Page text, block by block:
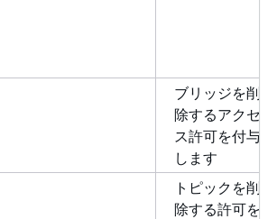
ブリッジを削
除するアクセ
ス許可を付与
します
トピックを削
除する許可を